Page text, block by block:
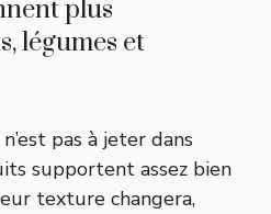
plus
légumes et
pas à jeter dans
supportent assez bien
texture changera,